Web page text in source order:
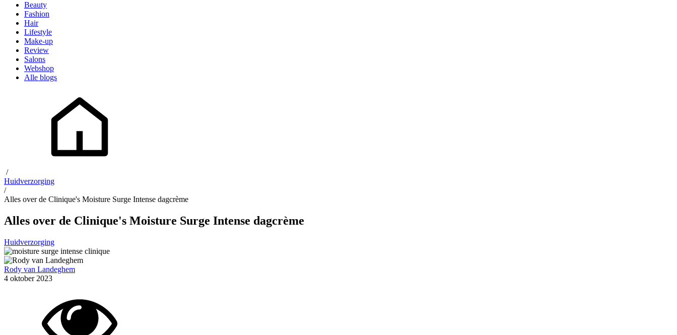
Beauty
Fashion
Hair
Lifestyle
Make-up
Review
Salons
Webshop
Alle blogs
/
Huidverzorging
/
Alles over de Clinique's Moisture Surge Intense dagcrème
Alles over de Clinique's Moisture Surge Intense dagcrème
Huidverzorging
Rody van Landeghem
4 oktober 2023